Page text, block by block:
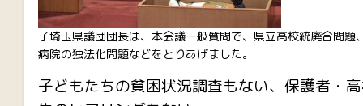
子埼玉県議団団長は、本会議一般質問で、県立高校統廃合問題
病院の独法化問題などをとりあげました。
子どもたちの貧困状況調査もない、保護者・